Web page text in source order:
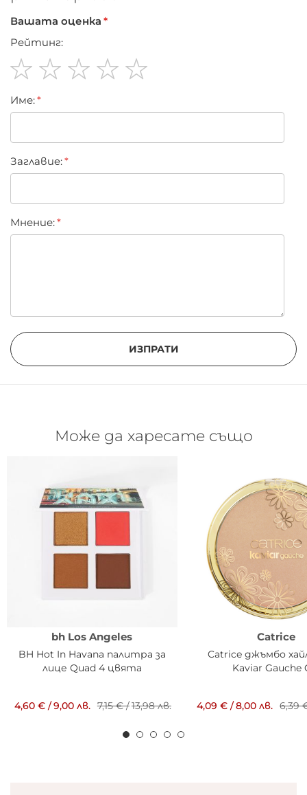
Вашата оценка
Рейтинг:
star
stars
stars
stars
stars
Име:
Заглавиe:
Мнение:
ИЗПРАТИ
Може да харесате също
bh Los Angeles
BH Hot In Havana палитра за
лице Quad 4 цвята
4,60 €/9,00 лв. 7,15 €/13,98 лв.
Catrice
Catrice джъмбо
Kaviar Gauche
4,09 € /8,00 лв. 6,39